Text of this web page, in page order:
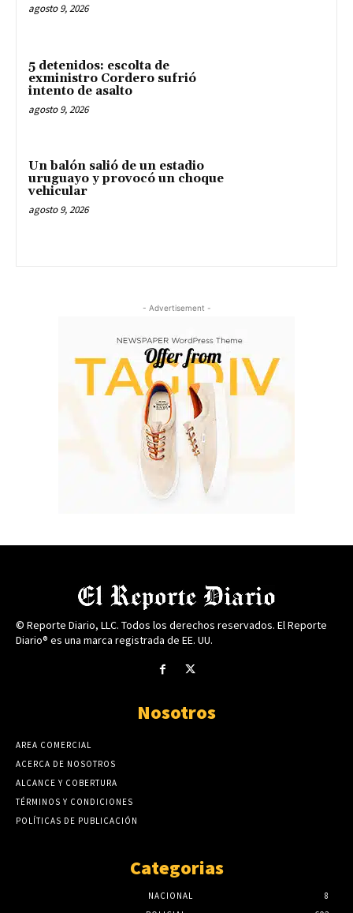
agosto 9, 2026
5 detenidos: escolta de
exministro Cordero sufrió
intento de asalto
agosto 9, 2026
Un balón salió de un estadio
uruguayo y provocó un choque
vehicular
agosto 9, 2026
- Advertisement -
© Reporte Diario, LLC. Todos los derechos reservados. El Reporte
Diario® es una marca registrada de EE. UU.
Nosotros
AREA COMERCIAL
ACERCA DE NOSOTROS
ALCANCE Y COBERTURA
TÉRMINOS Y CONDICIONES
POLÍTICAS DE PUBLICACIÓN
Categorias
NACIONAL
8